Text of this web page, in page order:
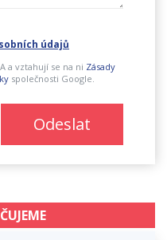
údajů
a vztahují se na ni Zásady
společnosti Google.
Odeslat